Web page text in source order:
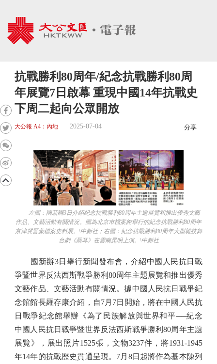
抗戰勝利80周年/紀念抗戰勝利80周
年展覽7日啟幕 重現中國14年抗戰史
下周二起向公眾開放
大公報 A4：內地 2025-07-04 分享
左圖：國新辦3日介紹紀念抗戰勝利80周年主題展覽和推出優秀文藝
作品、文藝活動有關情況。圖為北京市檔案館舉行的紀念抗戰勝利80周年
京津冀晉蒙檔案史料展。\中新社；右圖：紀念抗戰勝利80周年大型雜技舞
台劇《聶耳》在雲南昆明上演。\中新社
國新辦3日舉行新聞發布會，介紹中國人民抗日戰
爭暨世界反法西斯戰爭勝利80周年主題展覽和推出優秀
文藝作品、文藝活動有關情況。據中國人民抗日戰爭紀
念館館長羅存康介紹，自7月7日開始，將在中國人民抗
日戰爭紀念館舉辦《為了民族解放與世界和平──紀念
中國人民抗日戰爭暨世界反法西斯戰爭勝利80周年主題
展覽》，展出照片1525張，文物3237件，將1931-1945
年14年的抗戰歷史貫通呈現。7月8日起將作為基本陳列